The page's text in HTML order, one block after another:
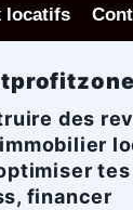
locatifs
des
financer